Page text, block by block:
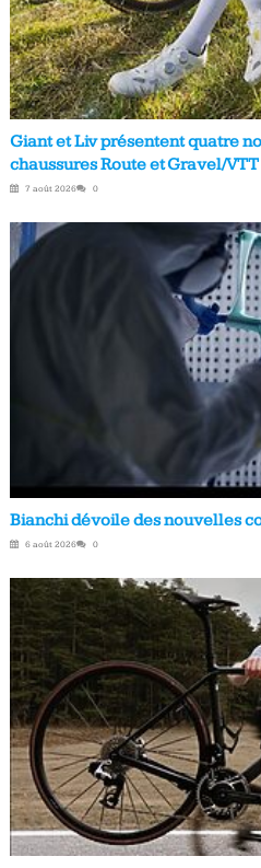
Giant et Liv présentent quatre
chaussures Route et Gravel/VTT
7 août 2026 0
Bianchi dévoile des nouvelles
6 août 2026 0